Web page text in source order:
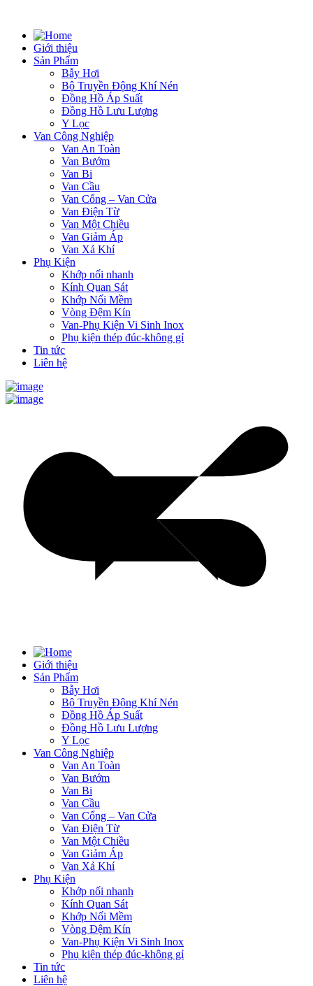
Giới thiệu
Sản Phẩm
Bẫy Hơi
Bộ Truyền Động Khí Nén
Đồng Hồ Áp Suất
Đồng Hồ Lưu Lượng
Y Lọc
Van Công Nghiệp
Van An Toàn
Van Bướm
Van Bi
Van Cầu
Van Cổng – Van Cửa
Van Điện Từ
Van Một Chiều
Van Giảm Áp
Van Xả Khí
Phụ Kiện
Khớp nối nhanh
Kính Quan Sát
Khớp Nối Mềm
Vòng Đệm Kín
Van-Phụ Kiện Vi Sinh Inox
Phụ kiện thép đúc-không gỉ
Tin tức
Liên hệ
Giới thiệu
Sản Phẩm
Bẫy Hơi
Bộ Truyền Động Khí Nén
Đồng Hồ Áp Suất
Đồng Hồ Lưu Lượng
Y Lọc
Van Công Nghiệp
Van An Toàn
Van Bướm
Van Bi
Van Cầu
Van Cổng – Van Cửa
Van Điện Từ
Van Một Chiều
Van Giảm Áp
Van Xả Khí
Phụ Kiện
Khớp nối nhanh
Kính Quan Sát
Khớp Nối Mềm
Vòng Đệm Kín
Van-Phụ Kiện Vi Sinh Inox
Phụ kiện thép đúc-không gỉ
Tin tức
Liên hệ